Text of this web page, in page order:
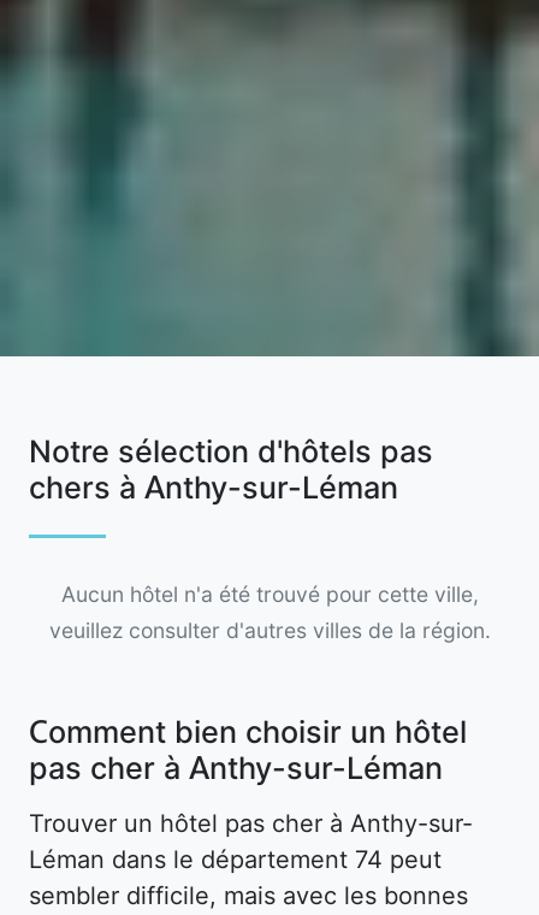
Notre sélection d'hôtels pas
chers à Anthy-sur-Léman
Aucun hôtel n'a été trouvé pour cette ville,
veuillez consulter d'autres villes de la région.
Comment bien choisir un hôtel
pas cher à Anthy-sur-Léman
Trouver un hôtel pas cher à Anthy-sur-
Léman dans le département 74 peut
sembler difficile, mais avec les bonnes